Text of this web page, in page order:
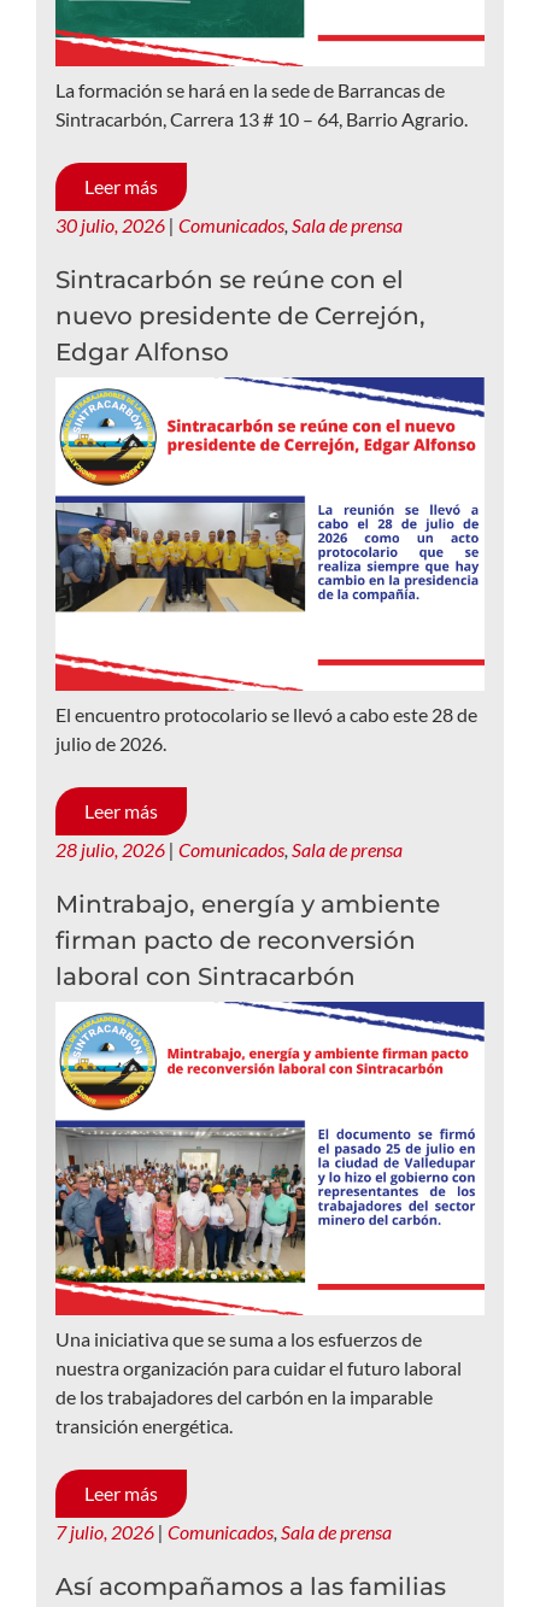
La formación se hará en la sede de Barrancas de
Sintracarbón, Carrera 13 # 10 – 64, Barrio Agrario.
Leer más
30 julio, 2026 | Comunicados, Sala de prensa
Sintracarbón se reúne con el
nuevo presidente de Cerrejón,
Edgar Alfonso
El encuentro protocolario se llevó a cabo este 28 de
julio de 2026.
Leer más
28 julio, 2026 | Comunicados, Sala de prensa
Mintrabajo, energía y ambiente
firman pacto de reconversión
laboral con Sintracarbón
Una iniciativa que se suma a los esfuerzos de
nuestra organización para cuidar el futuro laboral
de los trabajadores del carbón en la imparable
transición energética.
Leer más
7 julio, 2026 | Comunicados, Sala de prensa
Así acompañamos a las familias